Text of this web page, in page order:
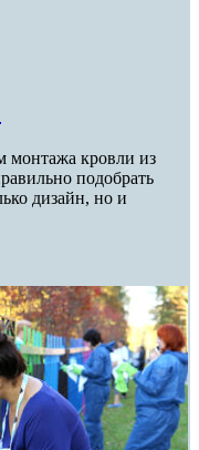
монтажа кровли из
подобрать
дизайн, но и